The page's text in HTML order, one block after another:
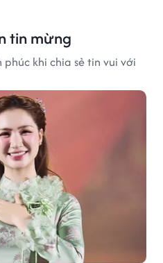
tin mừng
khi chia sẻ tin vui với